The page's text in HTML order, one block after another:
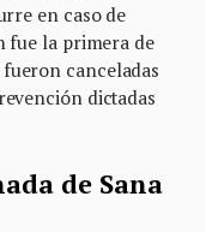
en caso de
fue la primera de
canceladas
dictadas
de Sana